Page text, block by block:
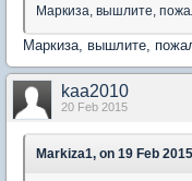
Маркиза, вышлите,
Маркиза, вышлите,
kaa2010
20 Feb 2015
Markiza1, on 19 Feb